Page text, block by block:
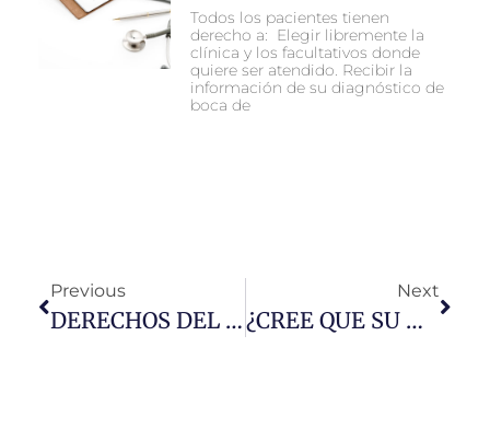
Todos los pacientes tienen
derecho a: Elegir libremente la
clínica y los facultativos donde
quiere ser atendido. Recibir la
información de su diagnóstico de
boca de
Previous
DERECHOS DEL PACIENTE
Next
¿CREE QUE SU HIJO LLEVA RETRASO EN LA ERUPCIÓN DENTARIA?